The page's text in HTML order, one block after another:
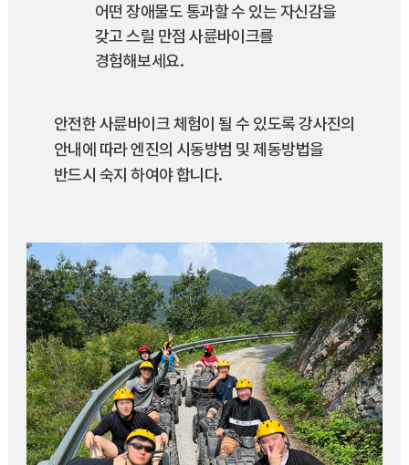
어떤 장애물도 통과할 수 있는 자신감을
갖고 스릴 만점 사륜바이크를
경험해보세요.
안전한 사륜바이크 체험이 될 수 있도록 강사진의
안내에 따라 엔진의 시동방범 및 제동방법을
반드시 숙지 하여야 합니다.